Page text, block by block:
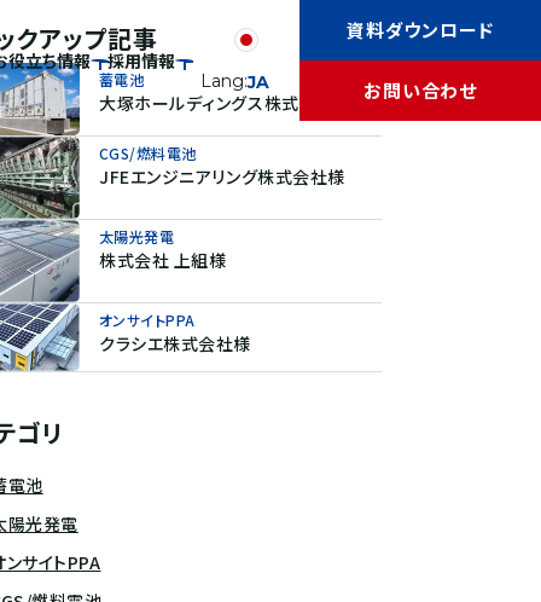
役立ち情報 採用情報
資料ダウンロード
お問い合わせ
Lang:JA
クアップ記事
蓄電池
大塚ホールディングス株式会社様
CGS/燃料電池
JFEエンジニアリング株式会社様
太陽光発電
株式会社 上組様
オンサイトPPA
クラシエ株式会社様
ゴリ
電池
陽光発電
ンサイトPPA